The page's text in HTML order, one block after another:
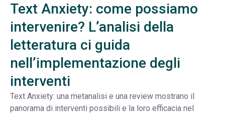
Text Anxiety: come possiamo
intervenire? L’analisi della
letteratura ci guida
nell’implementazione degli
interventi
Text Anxiety: una metanalisi e una review mostrano il
panorama di interventi possibili e la loro efficacia nel